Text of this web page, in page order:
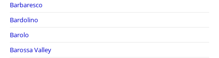
Barbaresco
Bardolino
Barolo
Barossa Valley